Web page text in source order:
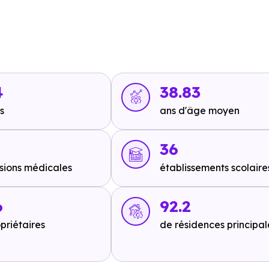
min en voiture ou à 1.5 km, soit 18 min à pied
4 min en voiture ou à 2.6 km, soit 31 min à pied
5 min en voiture ou à 3.1 km, soit 37 min à pied,A43 -
km, soit 49 min à pied.
38.83
ans d'âge moyen
médicales
36
établissements
92.2
de résidences